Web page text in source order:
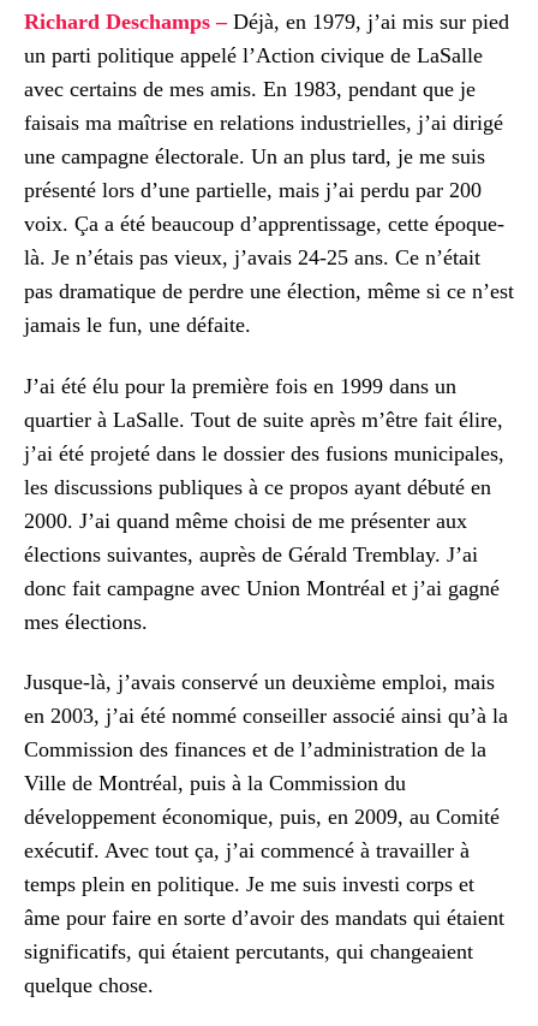
Richard Deschamps –Déjà, en 1979, j’ai mis sur pied
un parti politique appelé l’Action civique de LaSalle
avec certains de mes amis. En 1983, pendant que je
faisais ma maîtrise en relations industrielles, j’ai dirigé
une campagne électorale. Un an plus tard, je me suis
présenté lors d’une partielle, mais j’ai perdu par 200
voix. Ça a été beaucoup d’apprentissage, cette époque-
là. Je n’étais pas vieux, j’avais 24-25 ans. Ce n’était
pas dramatique de perdre une élection, même si ce n’est
jamais le fun, une défaite.
J’ai été élu pour la première fois en 1999 dans un
quartier à LaSalle. Tout de suite après m’être fait élire,
j’ai été projeté dans le dossier des fusions municipales,
les discussions publiques à ce propos ayant débuté en
2000. J’ai quand même choisi de me présenter aux
élections suivantes, auprès de Gérald Tremblay. J’ai
donc fait campagne avec Union Montréal et j’ai gagné
mes élections.
Jusque-là, j’avais conservé un deuxième emploi, mais
en 2003, j’ai été nommé conseiller associé ainsi qu’à la
Commission des finances et de l’administration de la
Ville de Montréal, puis à la Commission du
développement économique, puis, en 2009, au Comité
exécutif. Avec tout ça, j’ai commencé à travailler à
temps plein en politique. Je me suis investi corps et
âme pour faire en sorte d’avoir des mandats qui étaient
significatifs, qui étaient percutants, qui changeaient
quelque chose.